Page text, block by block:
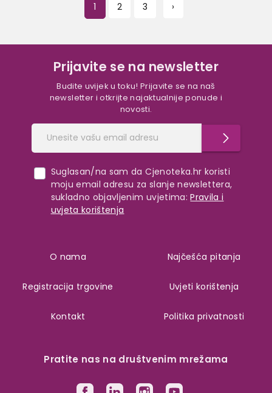
1 2 3 ›
Prijavite se na newsletter
Budite uvijek u toku! Prijavite se na naš
newsletter i otkrijte najaktualnije ponude i
novosti.
Suglasan/na sam da Cjenoteka.hr koristi
moju email adresu za slanje newslettera,
sukladno objavljenim uvjetima: Pravila i
uvjeta korištenja
Pratite nas na društvenim mrežama
O nama
Registracija trgovine
Kontakt
Najčešća pitanja
Uvjeti korištenja
Politika privatnosti